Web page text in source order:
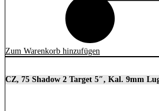
Zum Warenkorb hinzufügen
CZ, 75 Shadow 2 Target 5″, Kal. 9mm